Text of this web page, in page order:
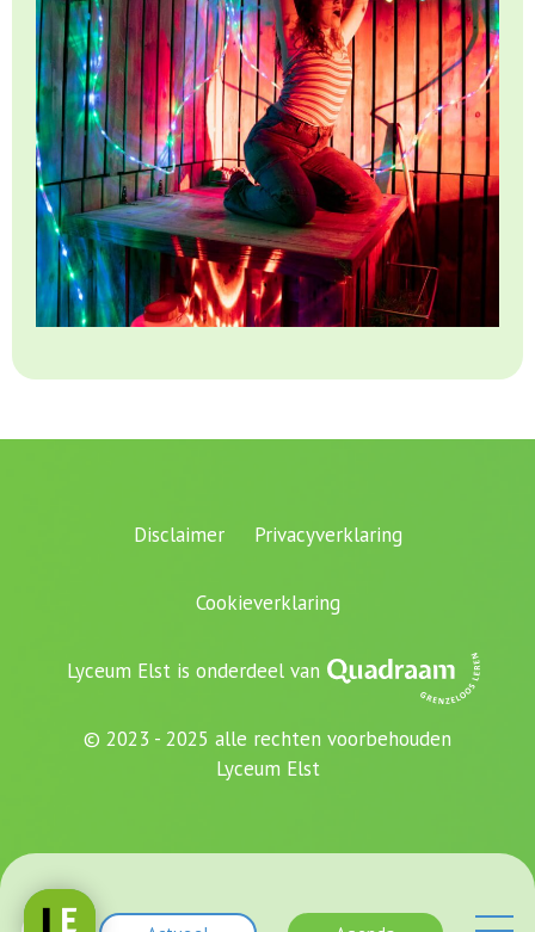
Disclaimer Privacyverklaring
Cookieverklaring
Lyceum Elst is onderdeel van
© 2023 - 2025 alle rechten voorbehouden
Lyceum Elst